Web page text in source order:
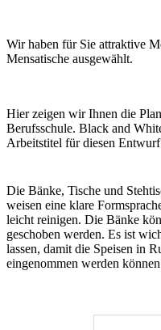
Wir haben für Sie attraktive
Mensatische ausgewählt.
Hier zeigen wir Ihnen die
Berufsschule. Black and
Arbeitstitel für diesen
Die Bänke, Tische und
weisen eine klare
leicht reinigen. Die Bänke
geschoben werden. Es ist
lassen, damit die Speisen in
eingenommen werden